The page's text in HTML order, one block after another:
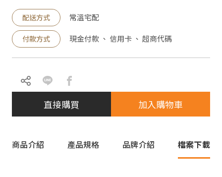
配送方式 常溫宅配
付款方式 現金付款 、 信用卡 、 超商代碼
直接購買 加入購物車
商品介紹 產品規格 品牌介紹 檔案下載